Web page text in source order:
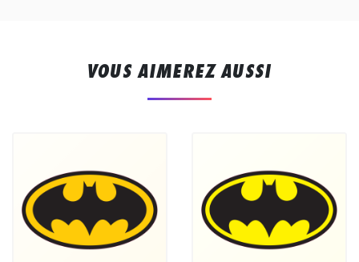
VOUS AIMEREZ AUSSI